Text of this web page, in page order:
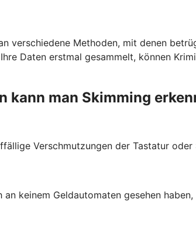
verschiedene Methoden, mit denen
Daten erstmal gesammelt, können
kann man Skimming
Verschmutzungen der Tastatur
keinem Geldautomaten gesehen